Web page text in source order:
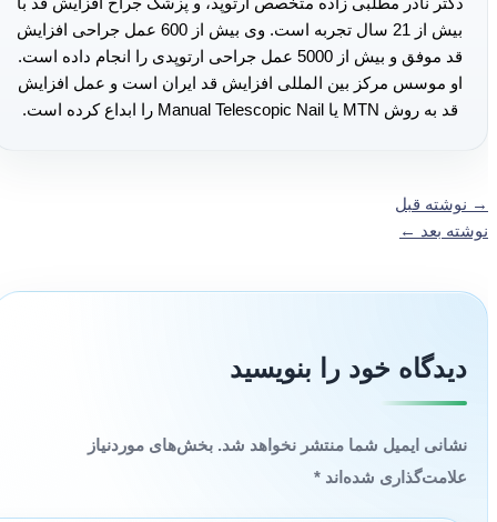
بیش از 21 سال تجربه است. وی بیش از 600 عمل جراحی افزایش
قد موفق و بیش از 5000 عمل جراحی ارتوپدی را انجام داده است.
او موسس مرکز بین المللی افزایش قد ایران است و عمل افزایش
قد به روش MTN یا Manual Telescopic Nail را ابداع کرده است.
→نوشته قبل
نوشته بعد←
دیدگاه‌ خود را بنویسید
نشانی ایمیل شما منتشر نخواهد شد. بخش‌های موردنیاز
علامت‌گذاری شده‌اند*